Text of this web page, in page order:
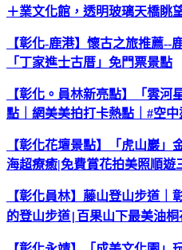
＋業文化館，透明玻璃天橋眺
【彰化-鹿港】懷古之旅推薦--
「丁家進士古厝」免門票景點
【彰化。員林新亮點】「雲河
點｜網美美拍打卡熱點｜ #空中
【彰化花壇景點】「虎山巖」
海超療癒|免費賞花拍美照順遊
【彰化員林】藤山登山步道｜
的登山步道 百果山下最美油桐